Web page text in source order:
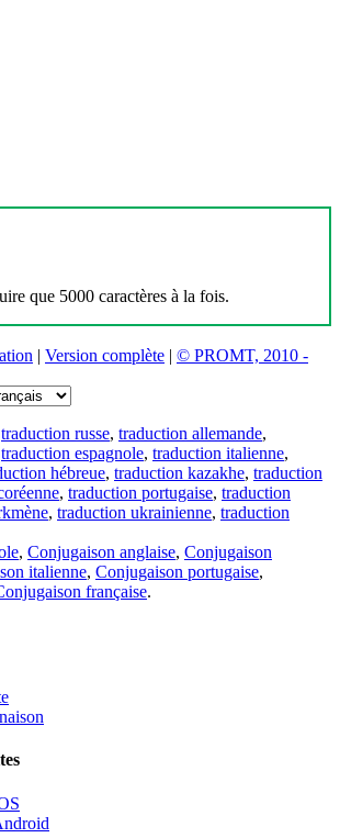
que 5000 caractères à la fois.
| Version complète | © PROMT, 2010 -
traduction russe, traduction allemande,
traduction espagnole, traduction italienne,
hébreue, traduction kazakhe, traduction
, traduction portugaise, traduction
, traduction ukrainienne, traduction
, Conjugaison anglaise, Conjugaison
italienne, Conjugaison portugaise,
française.